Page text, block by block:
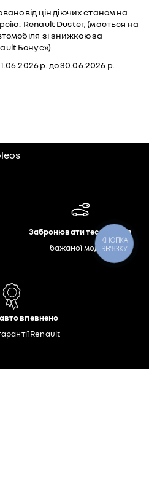
від цін діючих станом на
Renault Duster; (мається на
зі знижкою за
Бонус»).
01.06.2026 р. до 30.06.2026 р.
Забронювати тест-драйв
бажаної моделі
впевнено
Renault
КНОПКА
ЗВ'ЯЗКУ